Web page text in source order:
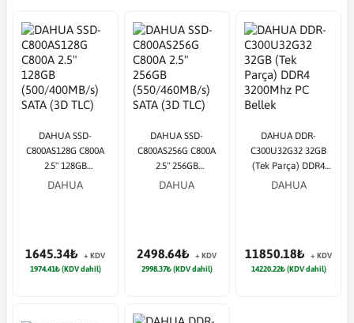
DAHUA SSD-
C800AS128G C800A
2.5" 128GB
(500/400MB/s) SATA
DAHUA
1645.34₺
+ KDV
1974.41₺ (KDV dahil)
DAHUA SSD-
C800AS256G C800A
2.5" 256GB
(550/460MB/s) SATA
DAHUA
2498.64₺
+ KDV
2998.37₺ (KDV dahil)
DAHUA DDR-
C300U32G32 32GB
(Tek Parça) DDR4
3200Mhz PC Bellek
DAHUA
11850.18₺
+ KDV
14220.22₺ (KDV dahil)